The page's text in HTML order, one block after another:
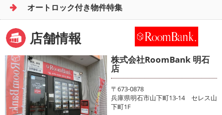
オートロック付き物件特集
店舗情報
株式会社RoomBank 明石
店
〒673-0878
兵庫県明石市山下町13-14 セレス山
下町1F